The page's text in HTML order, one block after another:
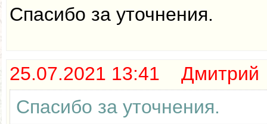
Спасибо за уточнения.
25.07.2021 13:41 Дмитрий
Спасибо за уточнения.